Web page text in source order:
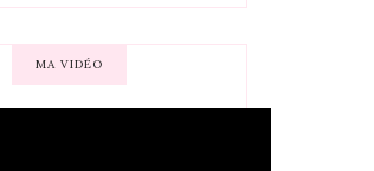
MA VIDÉO